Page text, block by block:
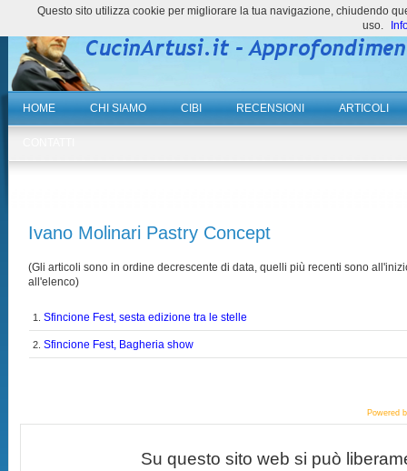
HOME CHI SIAMO CIBI RECENSIONI ARTICOLI
Ivano Molinari Pastry Concept
(Gli articoli sono in ordine decrescente di data, quelli più recenti sono
all'elenco)
1.Sfincione Fest, sesta edizione tra le stelle
2.Sfincione Fest, Bagheria show
Powered
Su questo sito web si può
Questo sito utilizza cookie per migliorare la tua navigazione, chiudendo
uso.